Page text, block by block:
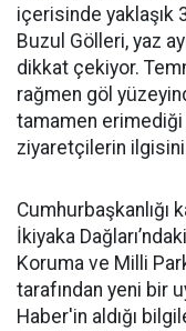
içerisinde yaklaşık
Buzul Gölleri, yaz
dikkat çekiyor.
rağmen göl
tamamen erimediği
ziyaretçilerin
Cumhurbaşkanlığı
İkiyaka
Koruma ve Milli
tarafından yeni bir
Haber'in aldığı